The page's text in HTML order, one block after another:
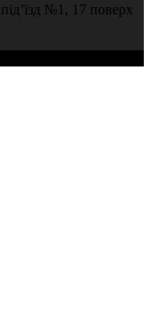
№1, 17 поверх